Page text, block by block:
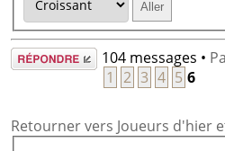
Répondre 104 messages •
1 2 3 4 5 6
Retourner vers Joueurs d'hier